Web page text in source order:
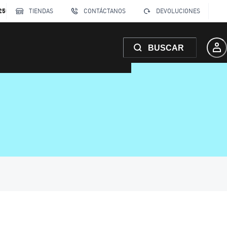
TIENDAS CONTÁCTANOS DEVOLUCIONES
BUSCAR